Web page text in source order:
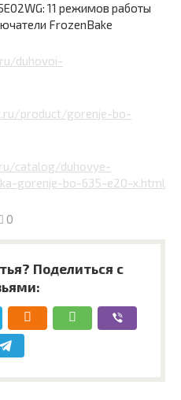
11 режимов работы
FrozenBake
duhovoi-
product/gorenje-bo-
catalog/duhovye-
gorenje-bo-635-e20-x.html
0
Поделиться с